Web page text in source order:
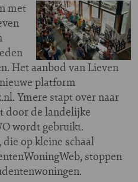
met
Het aanbod van Lieven
platform
Ymere stapt over naar
door de landelijke
wordt gebruikt.
die op kleine schaal
stoppen